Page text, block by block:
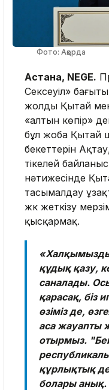
Фото: Ақорда
Астана, NEGE.
Сексеуіл»
жолды Қытай
«алтын көпір»
бұл жоба Қытай
бекеттерін
тікелей
нәтижесінде
тасымалдау
жүк жеткізу
қысқармақ.
құдық қазу,
саналады.
қарасақ, біз
өзіміз де,
аса жауапты
отырмыз.
құрлықтық
болары